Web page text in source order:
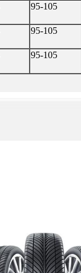
95-105
95-105
95-105